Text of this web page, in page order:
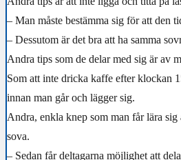
– Man måste bestämma sig för att den
– Dessutom är det bra att ha samma
Andra tips som de delar med sig är av
Som att inte dricka kaffe efter klockan
innan man går och lägger sig.
Andra, enkla knep som man får lära
sova.
– Sedan får deltagarna möjlighet att